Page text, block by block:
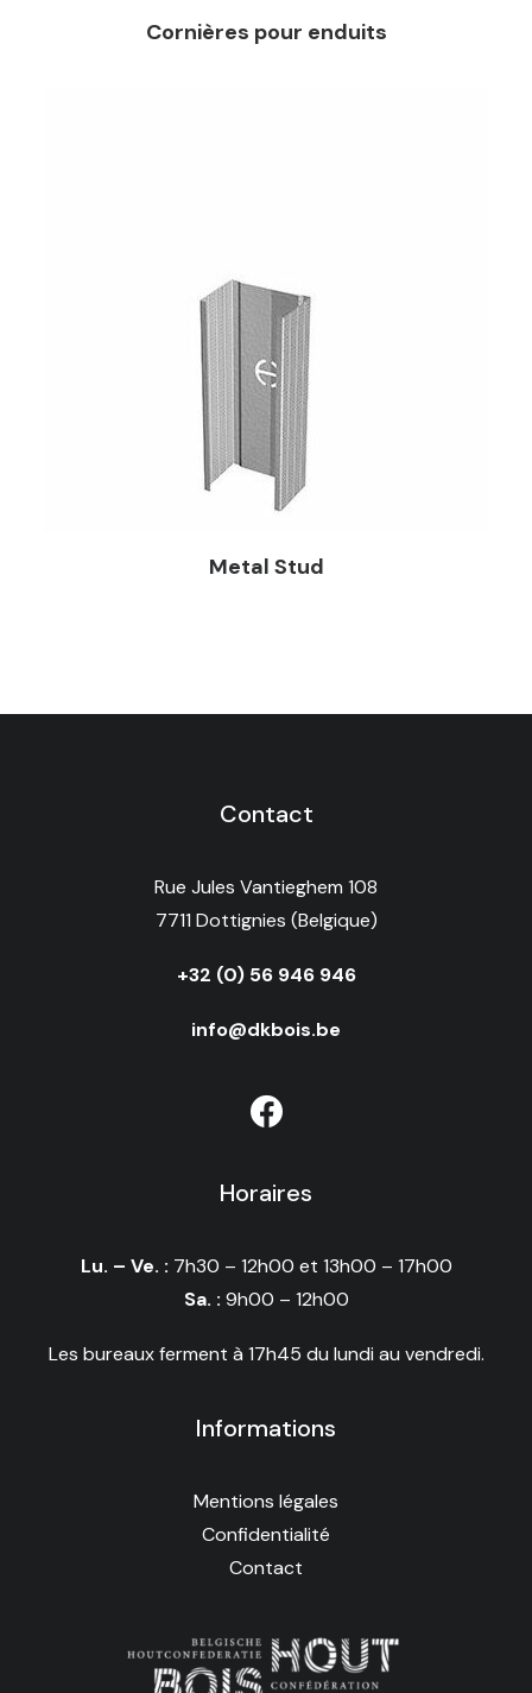
Cornières pour enduits
Metal Stud
Contact
Rue Jules Vantieghem 108
7711 Dottignies (Belgique)
+32 (0) 56 946 946
info@dkbois.be
Horaires
Lu. – Ve. : 7h30 – 12h00 et 13h00 – 17h00
Sa. : 9h00 – 12h00
Les bureaux ferment à 17h45 du lundi au vendredi.
Informations
Mentions légales
Confidentialité
Contact